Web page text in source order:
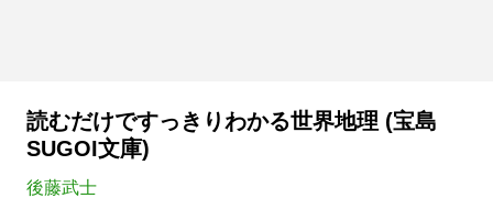
読むだけですっきりわかる世界地理 (宝島
SUGOI文庫)
後藤武士